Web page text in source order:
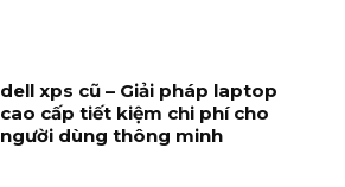
dell xps cũ – Giải pháp laptop
cao cấp tiết kiệm chi phí cho
người dùng thông minh